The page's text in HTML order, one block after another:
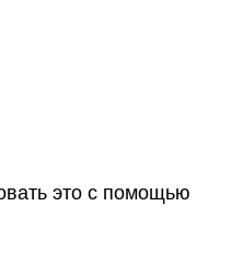
это с помощью